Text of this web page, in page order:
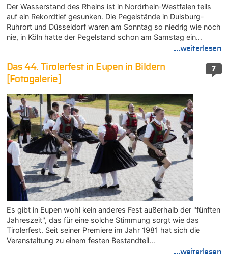
Der Wasserstand des Rheins ist in Nordrhein-Westfalen teils
auf ein Rekordtief gesunken. Die Pegelstände in Duisburg-
Ruhrort und Düsseldorf waren am Sonntag so niedrig wie noch
nie, in Köln hatte der Pegelstand schon am Samstag ein…
....weiterlesen
7
Das 44. Tirolerfest in Eupen in Bildern
[Fotogalerie]
Es gibt in Eupen wohl kein anderes Fest außerhalb der "fünften
Jahreszeit", das für eine solche Stimmung sorgt wie das
Tirolerfest. Seit seiner Premiere im Jahr 1981 hat sich die
Veranstaltung zu einem festen Bestandteil…
....weiterlesen